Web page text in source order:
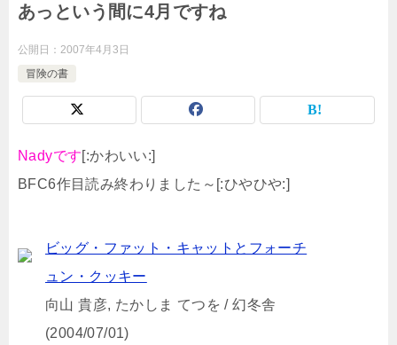
あっという間に4月ですね
公開日： 2007年4月3日
冒険の書
Nadyです[:かわいい:]
BFC6作目読み終わりました～[:ひやひや:]
ビッグ・ファット・キャットとフォーチ
ュン・クッキー
向山 貴彦, たかしま てつを / 幻冬舎
(2004/07/01)